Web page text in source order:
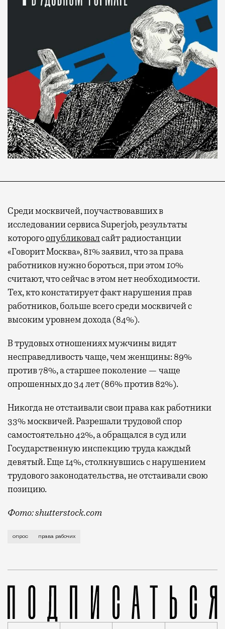
Среди москвичей, поучаствовавших в
исследовании сервиса Superjob, результаты
которогоопубликовалсайт радиостанции
«Говорит Москва», 81% заявил, что за права
работников нужно бороться, при этом 10%
считают, что сейчас в этом нет необходимости.
Тех, кто констатирует факт нарушения прав
работников, больше всего среди москвичей с
высоким уровнем дохода (84%).
В трудовых отношениях мужчины видят
несправедливость чаще, чем женщины: 89%
против 78%, а старшее поколение — чаще
опрошенных до 34 лет (86% против 82%).
Никогда не отстаивали свои права как работники
33% москвичей. Разрешали трудовой спор
самостоятельно 42%, а обращался в суд или
Государственную инспекцию труда каждый
девятый. Еще 14%, столкнувшись с нарушением
трудового законодательства, не отстаивали свою
позицию.
Фото: shutterstock.com
Они готовы бороться за них, однако 10%
опрос права рабочих